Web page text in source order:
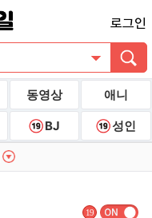
로그인
동영상 애니
BJ 성인
19